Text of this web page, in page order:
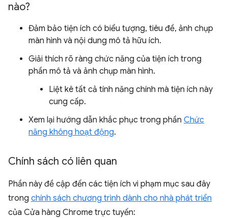
nào?
Đảm bảo tiện ích có biểu tượng, tiêu đề, ảnh chụp
màn hình và nội dung mô tả hữu ích.
Giải thích rõ ràng chức năng của tiện ích trong
phần mô tả và ảnh chụp màn hình.
Liệt kê tất cả tính năng chính mà tiện ích này
cung cấp.
Xem lại hướng dẫn khắc phục trong phần Chức
năng không hoạt động.
Chính sách có liên quan
Phần này đề cập đến các tiện ích vi phạm mục sau đây
trong chính sách chương trình dành cho nhà phát triển
của Cửa hàng Chrome trực tuyến: